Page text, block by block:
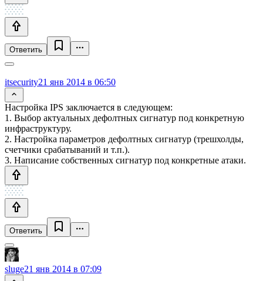
Ответить
itsecurity21 янв 2014 в 06:50
Настройка IPS заключается в следующем:
1. Выбор актуальных дефолтных сигнатур под конкретную
инфраструктуру.
2. Настройка параметров дефолтных сигнатур (трешхолды,
счетчики срабатываний и т.п.).
3. Написание собственных сигнатур под конкретные атаки.
Ответить
sluge21 янв 2014 в 07:09